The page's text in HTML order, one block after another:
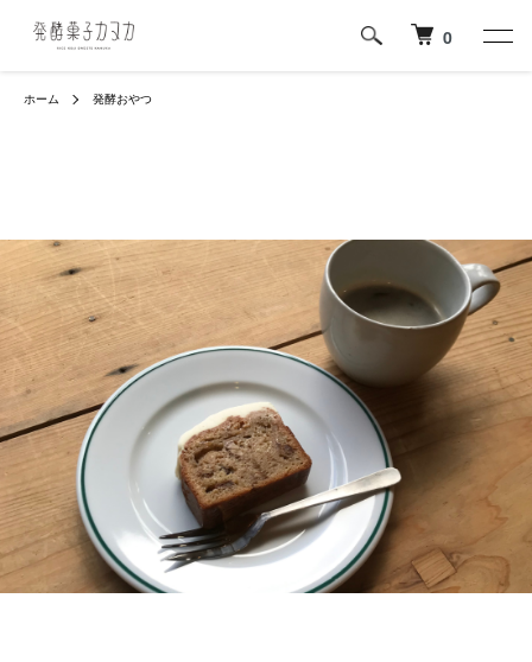
0
ホーム 発酵おやつ